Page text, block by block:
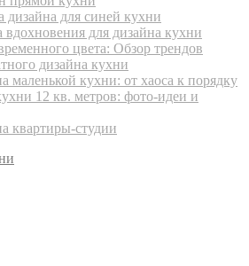
для синей кухни
для дизайна кухни
цвета: Обзор трендов
дизайна кухни
маленькой кухни: от хаоса к порядку
12 кв. метров: фото-идеи и
квартиры-студии